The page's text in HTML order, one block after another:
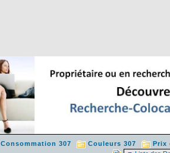
Consommation 307 Couleurs 307 Prix